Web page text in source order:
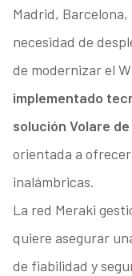
Madrid,
necesidad de
de modernizar el
implementado
solución Volare
orientada a
inalámbricas.
La red Meraki
quiere asegurar
de fiabilidad y